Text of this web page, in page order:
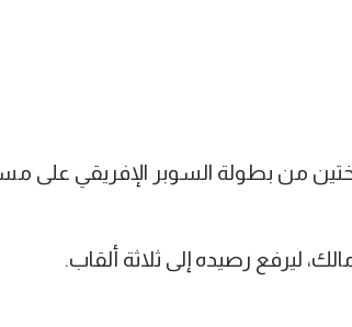
من بطولة السوبر الإفريقي على
ليرفع رصيده إلى ثلاثة ألقاب.